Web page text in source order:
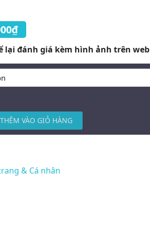
3.090.000₫.
₫Giá hiện tại là: 1.690.000₫.
lại đánh giá kèm hình ảnh trên web
THÊM VÀO GIỎ HÀNG
& Cá nhân